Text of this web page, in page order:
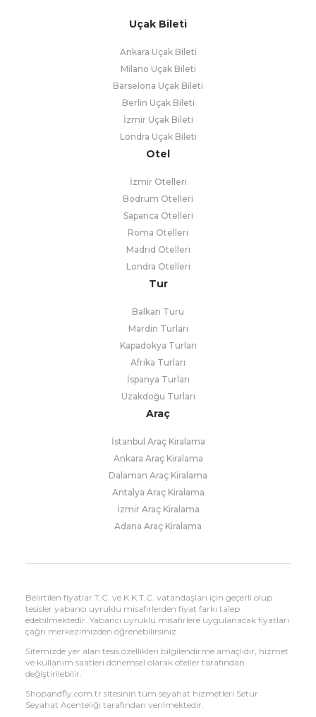
Uçak Bileti
Ankara Uçak Bileti
Milano Uçak Bileti
Barselona Uçak Bileti
Berlin Uçak Bileti
İzmir Uçak Bileti
Londra Uçak Bileti
Otel
İzmir Otelleri
Bodrum Otelleri
Sapanca Otelleri
Roma Otelleri
Madrid Otelleri
Londra Otelleri
Tur
Balkan Turu
Mardin Turları
Kapadokya Turları
Afrika Turları
İspanya Turları
Uzakdoğu Turları
Araç
İstanbul Araç Kiralama
Ankara Araç Kiralama
Dalaman Araç Kiralama
Antalya Araç Kiralama
İzmir Araç Kiralama
Adana Araç Kiralama
Belirtilen fiyatlar T.C. ve K.K.T.C. vatandaşları için geçerli olup
tesisler yabancı uyruklu misafirlerden fiyat farkı talep
edebilmektedir. Yabancı uyruklu misafirlere uygulanacak fiyatları
çağrı merkezimizden öğrenebilirsiniz.
Sitemizde yer alan tesis özellikleri bilgilendirme amaçlıdır, hizmet
ve kullanım saatleri dönemsel olarak oteller tarafından
değiştirilebilir.
Shopandfly.com.tr sitesinin tüm seyahat hizmetleri Setur
Seyahat Acenteliği tarafından verilmektedir.